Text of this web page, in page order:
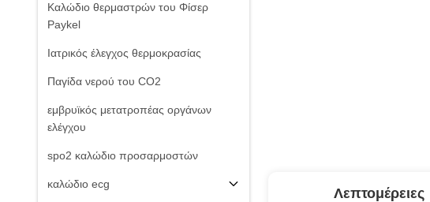
Καλώδιο θερμαστρών του Φίσερ
Paykel
Ιατρικός έλεγχος θερμοκρασίας
Παγίδα νερού του CO2
εμβρυϊκός μετατροπέας οργάνων
ελέγχου
spo2 καλώδιο προσαρμοστών
καλώδιο ecg
Λεπτομέρειες